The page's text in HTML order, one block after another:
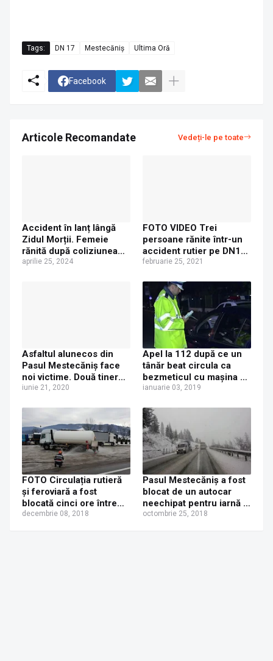
Tags: DN 17 Mestecăniș Ultima Oră
Facebook
Articole Recomandate Vedeți-le pe toate
Accident în lanț lângă
Zidul Morții. Femeie
rănită după coliziunea
dintre trei mașini
aprilie 25, 2024
FOTO VIDEO Trei
persoane rănite într-un
accident rutier pe DN17,
în Pasul Mestecăniș
februarie 25, 2021
Asfaltul alunecos din
Pasul Mestecăniș face
noi victime. Două tinere
au fost rănite în
DN17
iunie 21, 2020
Apel la 112 după ce un
tânăr beat circula ca
bezmeticul cu mașina pe
DN17. Avea 0,86 mg/l
expirat
ianuarie 03, 2019
FOTO Circulația rutieră
și feroviară a fost
blocată cinci ore între
Gura Humorului și
decembrie 08, 2018
Pasul Mestecăniş a fost
blocat de un autocar
neechipat pentru iarnă a
derapat
octombrie 25, 2018